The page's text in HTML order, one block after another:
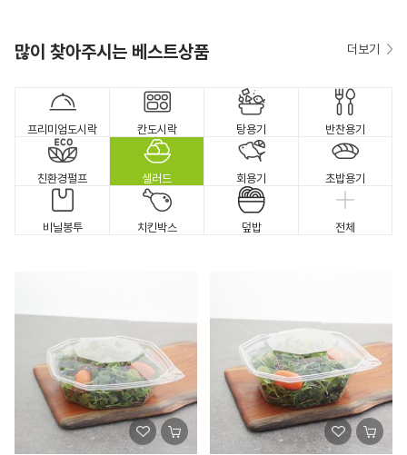
많이 찾아주시는 베스트상품 더보기
프리미엄도시락 칸도시락 탕용기 반찬용기
친환경펄프 샐러드 회용기 초밥용기
비닐봉투 치킨박스 덮밥 전체